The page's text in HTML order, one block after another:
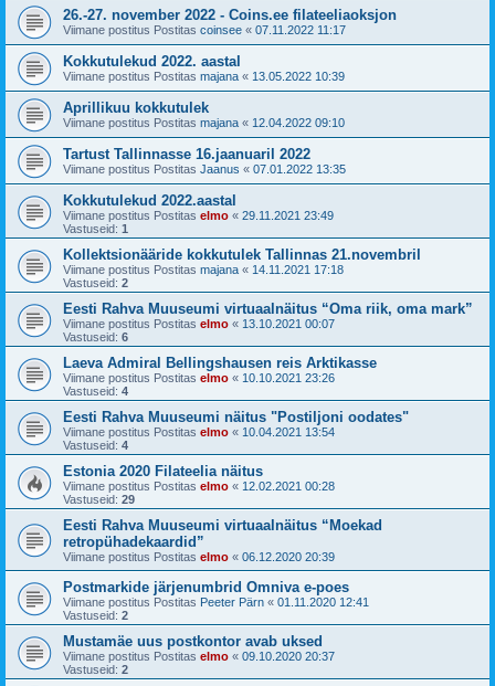
26.-27. november 2022 - Coins.ee filateeliaoksjon
Viimane postitus Postitas coinsee « 07.11.2022 11:17
Kokkutulekud 2022. aastal
Viimane postitus Postitas majana « 13.05.2022 10:39
Aprillikuu kokkutulek
Viimane postitus Postitas majana « 12.04.2022 09:10
Tartust Tallinnasse 16.jaanuaril 2022
Viimane postitus Postitas Jaanus « 07.01.2022 13:35
Kokkutulekud 2022.aastal
Viimane postitus Postitas elmo « 29.11.2021 23:49
Vastuseid: 1
Kollektsionääride kokkutulek Tallinnas 21.novembril
Viimane postitus Postitas majana « 14.11.2021 17:18
Vastuseid: 2
Eesti Rahva Muuseumi virtuaalnäitus “Oma riik, oma mark”
Viimane postitus Postitas elmo « 13.10.2021 00:07
Vastuseid: 6
Laeva Admiral Bellingshausen reis Arktikasse
Viimane postitus Postitas elmo « 10.10.2021 23:26
Vastuseid: 4
Eesti Rahva Muuseumi näitus "Postiljoni oodates"
Viimane postitus Postitas elmo « 10.04.2021 13:54
Vastuseid: 4
Estonia 2020 Filateelia näitus
Viimane postitus Postitas elmo « 12.02.2021 00:28
Vastuseid: 29
Eesti Rahva Muuseumi virtuaalnäitus “Moekad
retropühadekaardid”
Viimane postitus Postitas elmo « 06.12.2020 20:39
Postmarkide järjenumbrid Omniva e-poes
Viimane postitus Postitas Peeter Pärn « 01.11.2020 12:41
Vastuseid: 2
Mustamäe uus postkontor avab uksed
Viimane postitus Postitas elmo « 09.10.2020 20:37
Vastuseid: 2